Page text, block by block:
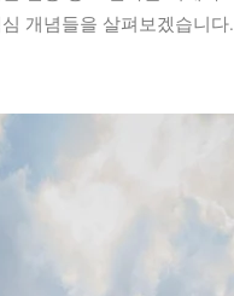
개념들을 살펴보겠습니다.